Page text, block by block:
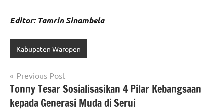
Editor: Tamrin Sinambela
Kabupaten Waropen
Navigasi
pos
Previous Post
Tonny Tesar Sosialisasikan 4 Pilar Kebangsaan
kepada Generasi Muda di Serui